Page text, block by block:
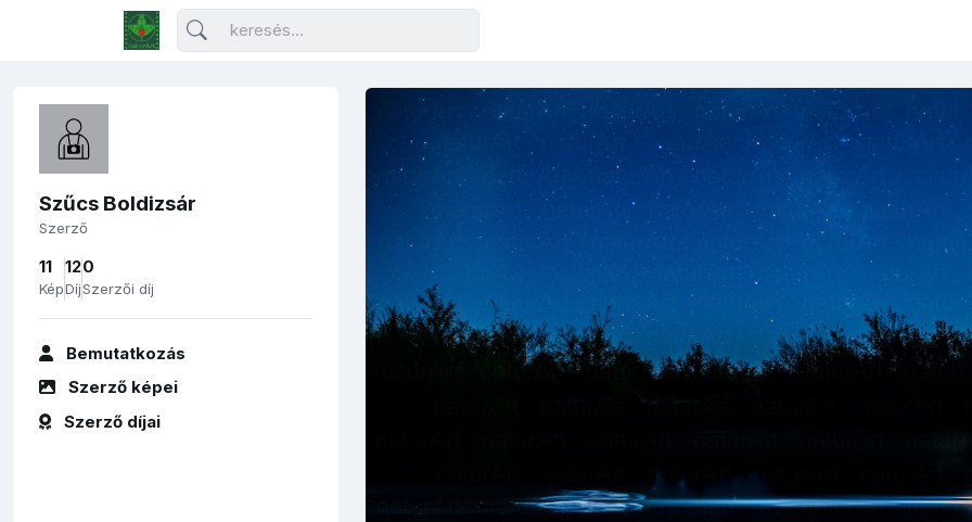
Szűcs Boldizsár
Szerző
11
Kép
12
Díj
0
Szerzői díj
Bemutatkozás
Szerző képei
Szerző díjai